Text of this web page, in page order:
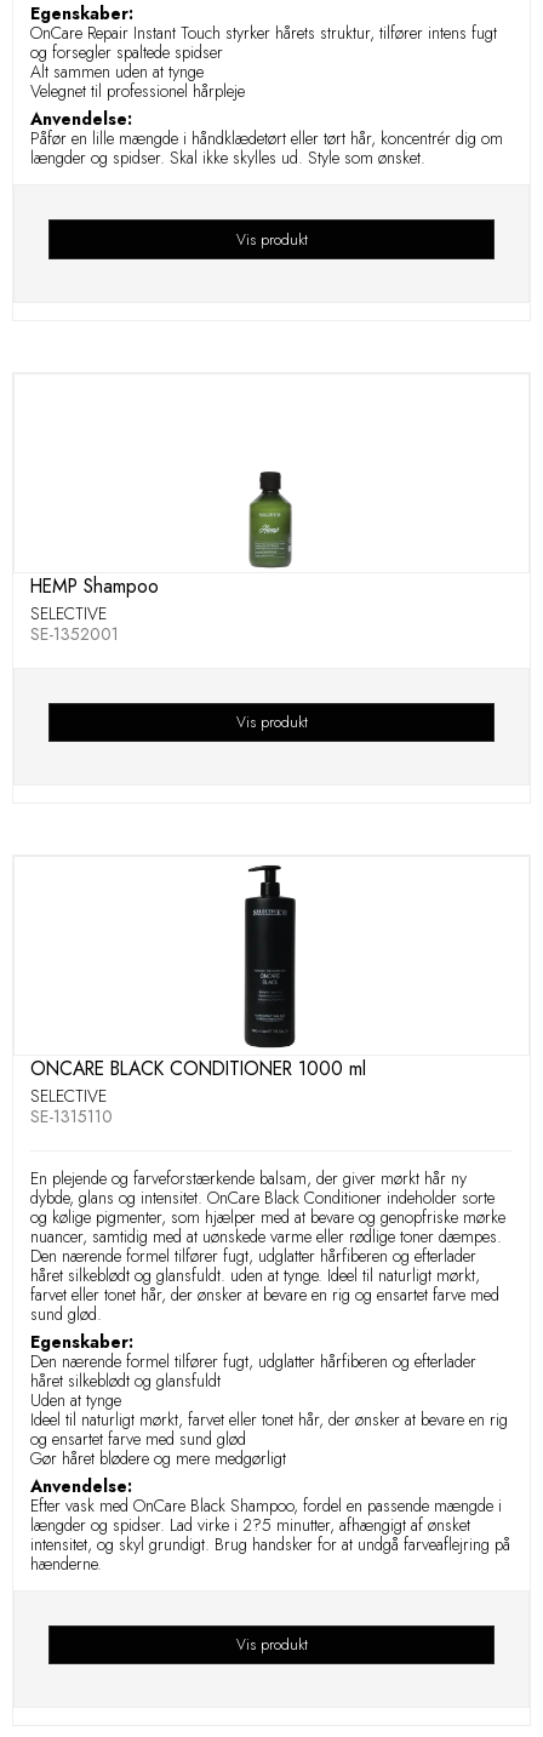
Egenskaber:
OnCare Repair Instant Touch styrker hårets struktur, tilfører intens fugt
og forsegler spaltede spidser
Alt sammen uden at tynge
Velegnet til professionel hårpleje
Anvendelse:
Påfør en lille mængde i håndklædetørt eller tørt hår, koncentrér dig om
længder og spidser. Skal ikke skylles ud. Style som ønsket.
Vis produkt
HEMP Shampoo
SELECTIVE
SE-1352001
Vis produkt
ONCARE BLACK CONDITIONER 1000 ml
SELECTIVE
SE-1315110
En plejende og farveforstærkende balsam, der giver mørkt hår ny
dybde, glans og intensitet. OnCare Black Conditioner indeholder sorte
og kølige pigmenter, som hjælper med at bevare og genopfriske mørke
nuancer, samtidig med at uønskede varme eller rødlige toner dæmpes.
Den nærende formel tilfører fugt, udglatter hårfiberen og efterlader
håret silkeblødt og glansfuldt. uden at tynge. Ideel til naturligt mørkt,
farvet eller tonet hår, der ønsker at bevare en rig og ensartet farve med
sund glød.
Egenskaber:
Den nærende formel tilfører fugt, udglatter hårfiberen og efterlader
håret silkeblødt og glansfuldt
Uden at tynge
Ideel til naturligt mørkt, farvet eller tonet hår, der ønsker at bevare en rig
og ensartet farve med sund glød
Gør håret blødere og mere medgørligt
Anvendelse:
Efter vask med OnCare Black Shampoo, fordel en passende mængde i
længder og spidser. Lad virke i 2?5 minutter, afhængigt af ønsket
intensitet, og skyl grundigt. Brug handsker for at undgå farveaflejring på
hænderne.
Vis produkt